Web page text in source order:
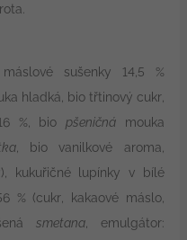
sušenky 14,5 %
hladká, bio třtinový cukr,
%, bio pšeničnámouka
, bio vanilkové aroma,
kukuřičné lupínky v bílé
% (cukr, kakaové máslo,
smetana, emulgátor: